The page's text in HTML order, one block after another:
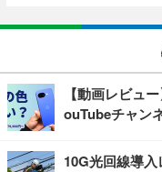
【動画レビュ
ouTubeチャン
10G光回線導入